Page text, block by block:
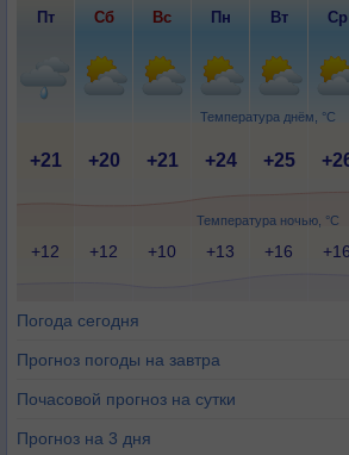
Температура днём, °C
Температура ночью, °C
Пт Сб Вс Пн Вт Ср
+21 +20 +21 +24 +25
+12 +12 +10 +13 +16 +16
Погода сегодня
Прогноз погоды на завтра
Почасовой прогноз на сутки
Прогноз на 3 дня